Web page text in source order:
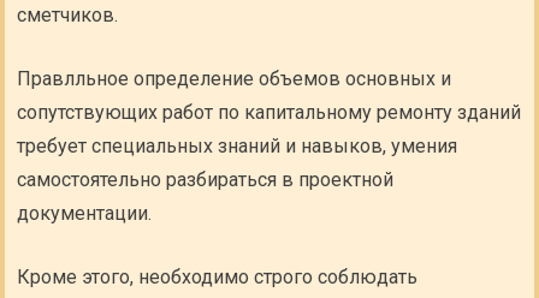
сметчиков.
Правлльное определение объемов основных и
сопутствующих работ по капитальному ремонту зданий
требует специальных знаний и навыков, умения
самостоятельно разбираться в проектной
документации.
Кроме этого, необходимо строго соблюдать